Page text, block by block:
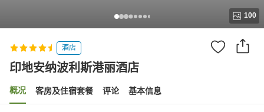
100
酒店
印地安纳波利斯港丽酒店
概况 客房及住宿套餐 评论 基本信息